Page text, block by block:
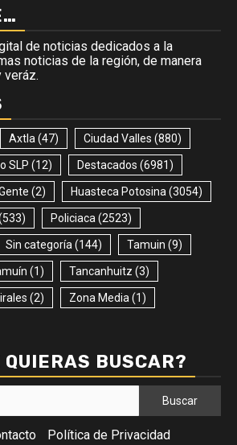
de noticias dedicados a la
noticias de la región, de manera
veráz.
Axtla (47) Ciudad Valles (880)
SLP (12) Destacados (6981)
(2) Huasteca Potosina (3054)
Policiaca (2523)
Sin categoría (144) Tamuin (9)
(1) Tancanhuitz (3)
(2) Zona Media (1)
QUIERAS BUSCAR?
Política de Privacidad